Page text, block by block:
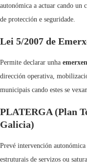
autonómica a actuar cando un
de protección e seguridade.
Lei 5/2007 de
Permite declarar unha
dirección operativa,
municipais cando estes se
PLATERGA (Plan
Galicia)
Prevé intervención
estruturais de servizos ou